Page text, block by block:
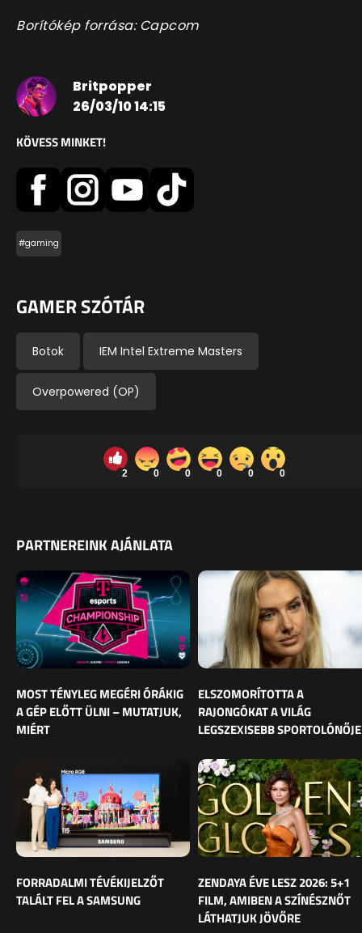
Borítókép forrása: Capcom
Britpopper
26/03/10 14:15
KÖVESS MINKET!
#gaming
GAMER SZÓTÁR
Botok IEM Intel Extreme Masters
Overpowered (OP)
2 0 0 0 0 0
PARTNEREINK AJÁNLATA
MOST TÉNYLEG MEGÉRI ÓRÁKIG
A GÉP ELŐTT ÜLNI – MUTATJUK,
MIÉRT
ELSZOMORÍTOTTA A
RAJONGÓKAT A VILÁG
LEGSZEXISEBB SPORTOLÓNŐJE
FORRADALMI TÉVÉKIJELZŐT
TALÁLT FEL A SAMSUNG
ZENDAYA ÉVE LESZ 2026: 5+1
FILM, AMIBEN A SZÍNÉSZNŐT
LÁTHATJUK JÖVŐRE